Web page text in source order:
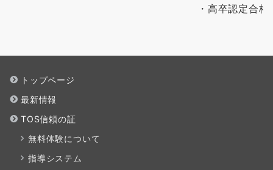
・高卒認定合格
トップページ
最新情報
TOS信頼の証
無料体験について
指導システム